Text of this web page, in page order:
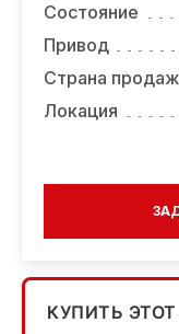
Состояние
Привод
Страна
Локация
КУПИТЬ